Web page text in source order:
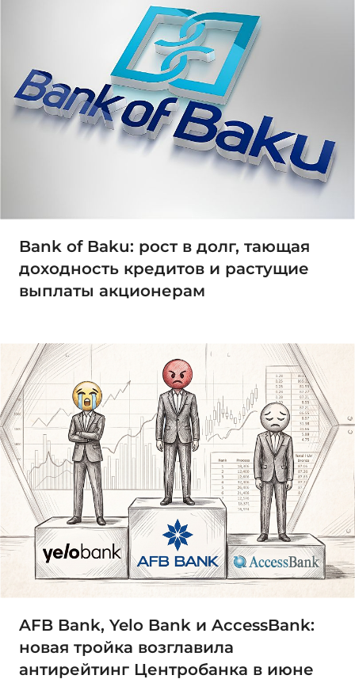
Bank of Baku: рост в долг, тающая
доходность кредитов и растущие
выплаты акционерам
AFB Bank, Yelo Bank и AccessBank:
новая тройка возглавила
антирейтинг Центробанка в июне